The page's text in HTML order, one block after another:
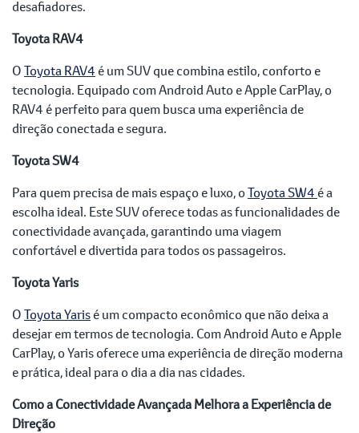
desafiadores.
Toyota RAV4
OToyota RAV4 é um SUV que combina estilo, conforto e
tecnologia. Equipado com Android Auto e Apple CarPlay, o
RAV4 é perfeito para quem busca uma experiência de
direção conectada e segura.
Toyota SW4
Para quem precisa de mais espaço e luxo, oToyota SW4 é a
escolha ideal. Este SUV oferece todas as funcionalidades de
conectividade avançada, garantindo uma viagem
confortável e divertida para todos os passageiros.
Toyota Yaris
OToyota Yarisé um compacto econômico que não deixa a
desejar em termos de tecnologia. Com Android Auto e Apple
CarPlay, o Yaris oferece uma experiência de direção moderna
e prática, ideal para o dia a dia nas cidades.
Como a Conectividade Avançada Melhora a Experiência de
Direção